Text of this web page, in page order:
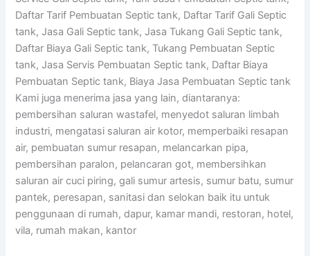
Daftar Tarif Pembuatan Septic tank, Daftar Tarif Gali Septic
tank, Jasa Gali Septic tank, Jasa Tukang Gali Septic tank,
Daftar Biaya Gali Septic tank, Tukang Pembuatan Septic
tank, Jasa Servis Pembuatan Septic tank, Daftar Biaya
Pembuatan Septic tank, Biaya Jasa Pembuatan Septic tank
Kami juga menerima jasa yang lain, diantaranya:
pembersihan saluran wastafel, menyedot saluran limbah
industri, mengatasi saluran air kotor, memperbaiki resapan
air, pembuatan sumur resapan, melancarkan pipa,
pembersihan paralon, pelancaran got, membersihkan
saluran air cuci piring, gali sumur artesis, sumur batu, sumur
pantek, peresapan, sanitasi dan selokan baik itu untuk
penggunaan di rumah, dapur, kamar mandi, restoran, hotel,
vila, rumah makan, kantor